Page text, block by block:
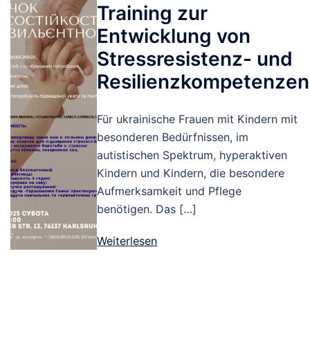
Training zur
Entwicklung von
Stressresistenz- und
Resilienzkompetenzen
Für ukrainische Frauen mit Kindern mit
besonderen Bedürfnissen, im
autistischen Spektrum, hyperaktiven
Kindern und Kindern, die besondere
Aufmerksamkeit und Pflege
benötigen. Das […]
Weiterlesen